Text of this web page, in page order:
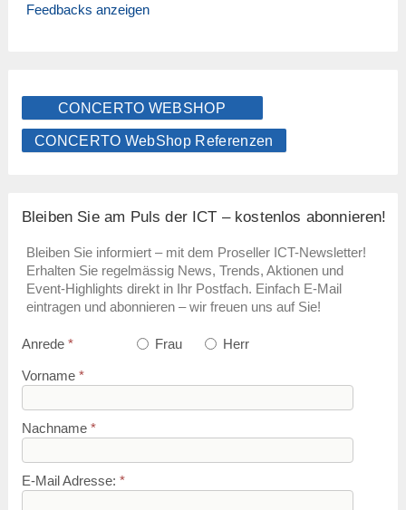
Feedbacks anzeigen
CONCERTO WEBSHOP
CONCERTO WebShop Referenzen
Bleiben Sie am Puls der ICT – kostenlos abonnieren!
Bleiben Sie informiert – mit dem Proseller ICT-Newsletter!
Erhalten Sie regelmässig News, Trends, Aktionen und
Event-Highlights direkt in Ihr Postfach. Einfach E-Mail
eintragen und abonnieren – wir freuen uns auf Sie!
Anrede * Frau Herr
Vorname *
Nachname *
E-Mail Adresse: *